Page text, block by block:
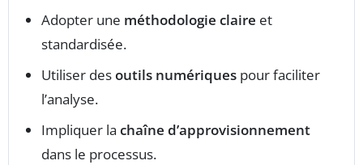
Adopter une méthodologie claire et
standardisée.
Utiliser desoutils numériques pour faciliter
l’analyse.
Impliquer la chaîne d’approvisionnement
dans le processus.